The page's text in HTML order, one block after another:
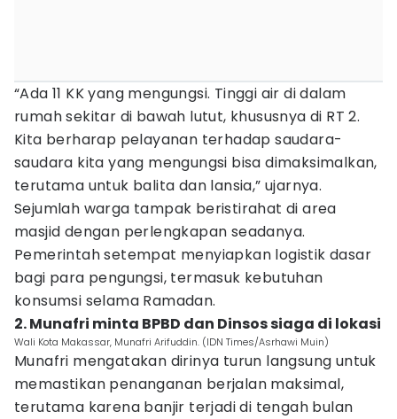
“Ada 11 KK yang mengungsi. Tinggi air di dalam
rumah sekitar di bawah lutut, khususnya di RT 2.
Kita berharap pelayanan terhadap saudara-
saudara kita yang mengungsi bisa dimaksimalkan,
terutama untuk balita dan lansia,” ujarnya.
Sejumlah warga tampak beristirahat di area
masjid dengan perlengkapan seadanya.
Pemerintah setempat menyiapkan logistik dasar
bagi para pengungsi, termasuk kebutuhan
konsumsi selama Ramadan.
2. Munafri minta BPBD dan Dinsos siaga di lokasi
Wali Kota Makassar, Munafri Arifuddin. (IDN Times/Asrhawi Muin)
Munafri mengatakan dirinya turun langsung untuk
memastikan penanganan berjalan maksimal,
terutama karena banjir terjadi di tengah bulan